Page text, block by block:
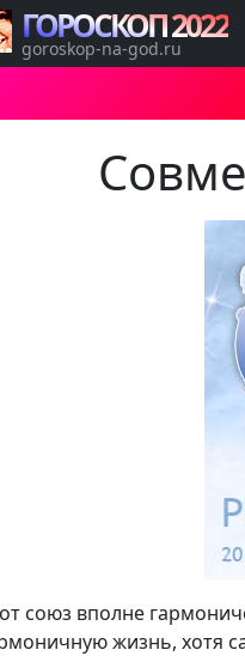
союз вполне
жизнь, хотя
ГОРОСКОП 2022
goroskop-na-god.ru